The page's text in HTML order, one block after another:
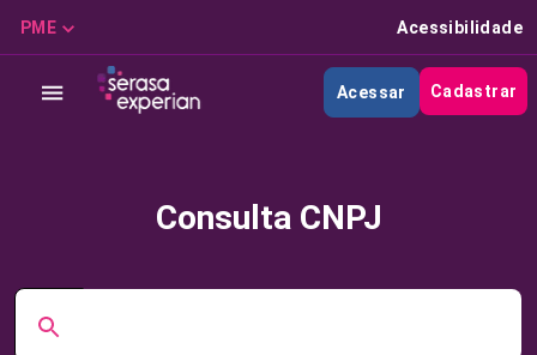
PME Acessibilidade
Acessar Cadastrar
Consulta CNPJ